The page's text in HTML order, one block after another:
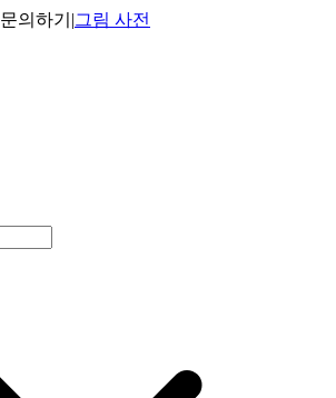
문의하기 |그림 사전